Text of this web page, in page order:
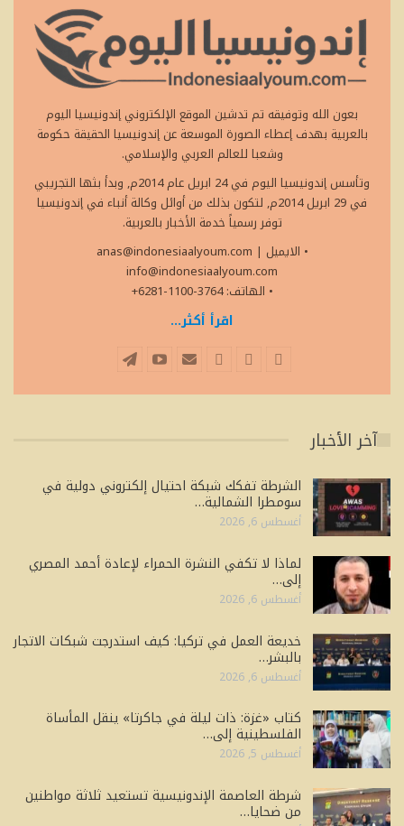
بعون الله وتوفيقه تم تدشين الموقع الإلكتروني إندونيسيا اليوم
بالعربية بهدف إعطاء الصورة الموسعة عن إندونيسيا الحقيقة حكومة
وشعبا للعالم العربي والإسلامي.
وتأسس إندونيسيا اليوم في 24 ابريل عام 2014م, وبدأ بثها التجريبي
في 29 ابريل 2014م, لتكون بذلك من أوائل وكالة أنباء في إندونيسيا
توفر رسمياً خدمة الأخبار بالعربية.
• الايميل
anas@indonesiaalyoum.com |
info@indonesiaalyoum.com
• الهاتف: 3764-1100-6281+
اقرأ أكثر...
آخر الأخبار
الشرطة تفكك شبكة احتيال إلكتروني دولية في
سومطرا الشمالية…
أغسطس 6, 2026
لماذا لا تكفي النشرة الحمراء لإعادة أحمد المصري
إلى…
أغسطس 6, 2026
خديعة العمل في تركيا: كيف استدرجت شبكات الاتجار
بالبشر…
أغسطس 6, 2026
كتاب «غزة: ذات ليلة في جاكرتا» ينقل المأساة
الفلسطينية إلى…
أغسطس 5, 2026
شرطة العاصمة الإندونيسية تستعيد ثلاثة مواطنين
من ضحايا…